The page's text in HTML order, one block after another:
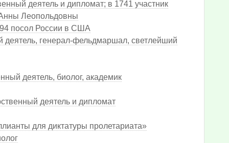
деятель и дипломат; в 1741 участник
Леопольдовны
посол России в США
генерал-фельдмаршал, светлейший
деятель, биолог, академик
деятель и дипломат
для диктатуры пролетариата»